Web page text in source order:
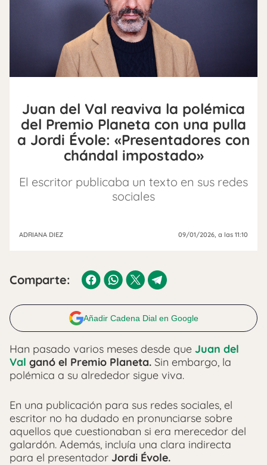
Juan del Val reaviva la polémica
del Premio Planeta con una pulla
a Jordi Évole: «Presentadores con
chándal impostado»
El escritor publicaba un texto en sus redes
sociales
ADRIANA DIEZ 09/01/2026, a las 11:10
Comparte:
Añadir Cadena Dial en Google
Han pasado varios meses desde que Juan del
Val ganó el Premio Planeta. Sin embargo, la
polémica a su alrededor sigue viva.
En una publicación para sus redes sociales, el
escritor no ha dudado en pronunciarse sobre
aquellos que cuestionaban si era merecedor del
galardón. Además, incluía una clara indirecta
para el presentador Jordi Évole.